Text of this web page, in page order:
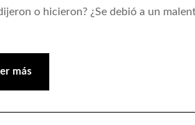
o hicieron? ¿Se debió a un
más